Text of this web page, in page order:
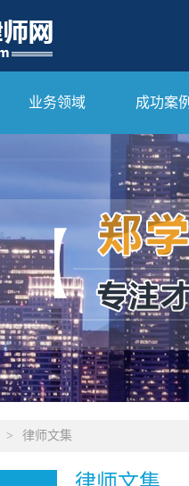
业务领域 成功案
> 律师文集